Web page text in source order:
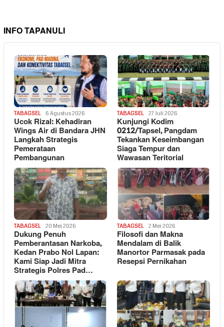
INFO TAPANULI
TABAGSEL 6 Agustus 2026
Ucok Rizal: Kehadiran
Wings Air di Bandara JHN
Langkah Strategis
Pemerataan
Pembangunan
TABAGSEL 27 Juli 2026
Kunjungi Kodim
0212/Tapsel, Pangdam
Tekankan Keseimbangan
Siaga Tempur dan
Wawasan Teritorial
TABAGSEL 20 Mei 2026
Dukung Penuh
Pemberantasan Narkoba,
Kedan Prabo Nol Lapan:
Kami Siap Jadi Mitra
Strategis Polres Pad…
TABAGSEL 2 Mei 2026
Filosofi dan Makna
Mendalam di Balik
Manortor Parmasak pada
Resepsi Pernikahan